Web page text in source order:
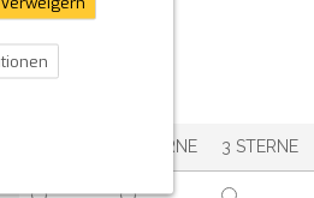
2 STERNE 3 STERNE